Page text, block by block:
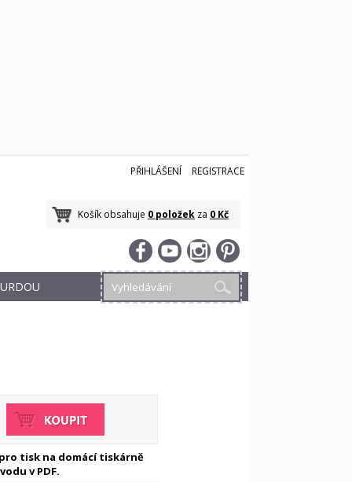
PŘIHLÁŠENÍ REGISTRACE
Košík obsahuje 0 položek za 0 Kč
tisk na domácí tiskárně
v PDF.